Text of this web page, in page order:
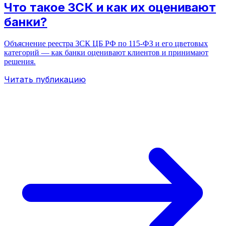
Что такое ЗСК и как их оценивают
банки?
Объяснение реестра ЗСК ЦБ РФ по 115‑ФЗ и его цветовых
категорий — как банки оценивают клиентов и принимают
решения.
Читать публикацию